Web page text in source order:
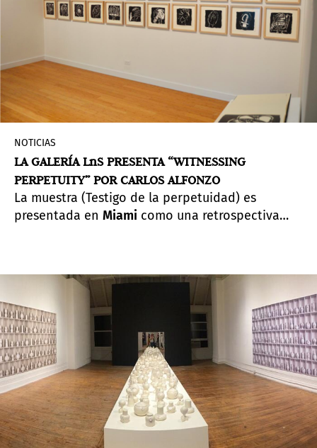
NOTICIAS
LA GALERÍA LnS PRESENTA “WITNESSING
PERPETUITY” POR CARLOS ALFONZO
La muestra (Testigo de la perpetuidad) es
presentada en Miami como una retrospectiva